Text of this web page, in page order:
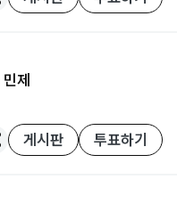
민제
게시판 투표하기